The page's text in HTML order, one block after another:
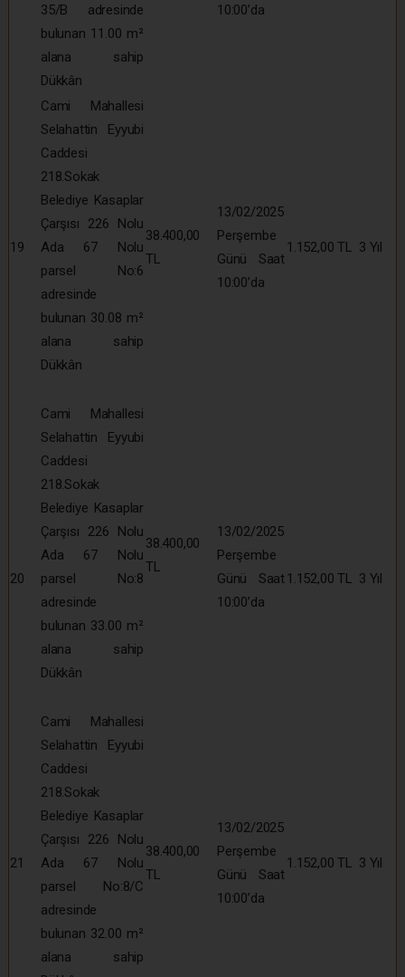
35/B adresinde
bulunan 11.00 m²
alana sahip
Dükkân
10:00’da
19
Cami Mahallesi
Selahattin Eyyubi
Caddesi
218.Sokak
Belediye Kasaplar
Çarşısı 226 Nolu
Ada 67 Nolu
parsel No:6
adresinde
bulunan 30.08 m²
alana sahip
Dükkân
38.400,00
TL
13/02/2025
Perşembe
Günü Saat
10:00’da
1.152,00 TL 3 Yıl
20
Cami Mahallesi
Selahattin Eyyubi
Caddesi
218.Sokak
Belediye Kasaplar
Çarşısı 226 Nolu
Ada 67 Nolu
parsel No:8
adresinde
bulunan 33.00 m²
alana sahip
Dükkân
38.400,00
TL
13/02/2025
Perşembe
Günü Saat
10:00’da
1.152,00 TL 3 Yıl
21
Cami Mahallesi
Selahattin Eyyubi
Caddesi
218.Sokak
Belediye Kasaplar
Çarşısı 226 Nolu
Ada 67 Nolu
parsel No:8/C
adresinde
bulunan 32.00 m²
alana sahip
38.400,00
TL
13/02/2025
Perşembe
Günü Saat
10:00’da
1.152,00 TL 3 Yıl